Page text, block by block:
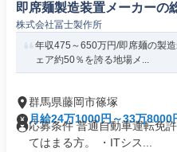
即席麺製造装置メーカーの
株式会社冨士製作所
年収475～650万円/即席麺の製
ェア約50％を誇る地場メ...
群馬県藤岡市篠塚
月給24万1000円～33万8000
応募条件 普通自動車運転免
てはまる方。 ・ITシス...